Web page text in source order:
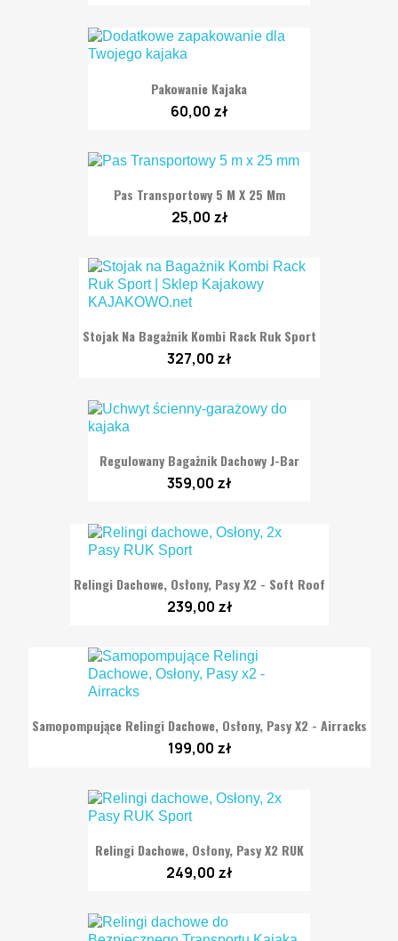
Pakowanie Kajaka
60,00 zł
Pas Transportowy 5 M X 25 Mm
25,00 zł
Stojak Na Bagażnik Kombi Rack Ruk Sport
327,00 zł
Regulowany Bagażnik Dachowy J-Bar
359,00 zł
Relingi Dachowe, Osłony, Pasy X2 - Soft Roof
239,00 zł
Samopompujące Relingi Dachowe, Osłony, Pasy X2 - Airracks
199,00 zł
Relingi Dachowe, Osłony, Pasy X2 RUK
249,00 zł